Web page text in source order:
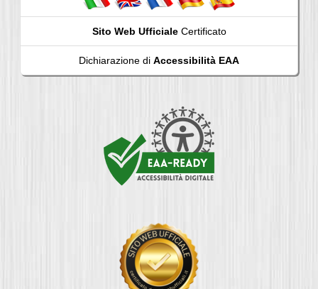
Sito Web UfficialeCertificato
Dichiarazione di Accessibilità EAA